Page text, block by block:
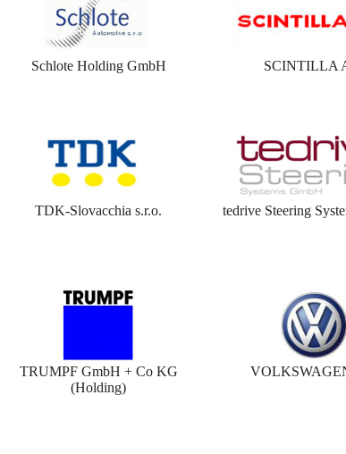
Schlote Holding GmbH SCINTILLA
TDK-Slovacchia s.r.o. tedrive Steering
TRUMPF GmbH + Co KG
(Holding)